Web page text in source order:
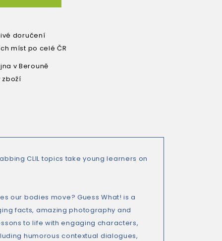
doručení
míst po celé ČR
v Berouně
zboží
CLIL topics take young learners on
our bodies move? Guess What! is a
facts, amazing photography and
to life with engaging characters,
humorous contextual dialogues,